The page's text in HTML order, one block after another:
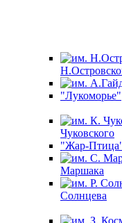
"Лукоморье"
Чуковского
"Жар-
Маршака
Солнцева